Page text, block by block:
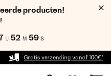
producten!
U 52 M 59 S
Gratis verzending vanaf 100€*